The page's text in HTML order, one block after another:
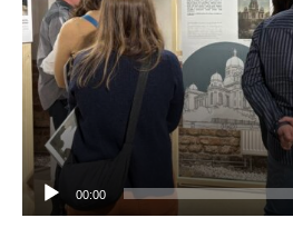
00:00